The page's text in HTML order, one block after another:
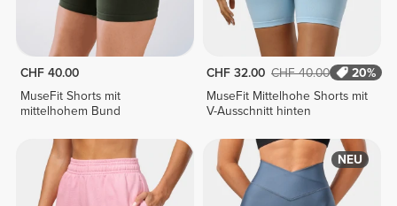
CHF 40.00
MuseFit Shorts mit
mittelhohem Bund
CHF 32.00 CHF 40.00
20%
MuseFit Mittelhohe Shorts mit
V-Ausschnitt hinten
NEU